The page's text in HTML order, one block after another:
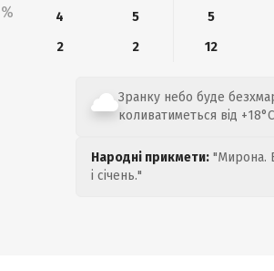
4
5 5
2
2 12
Зранку небо буде
коливатиметься від
Народні прикмети: "Мирона.
і січень."